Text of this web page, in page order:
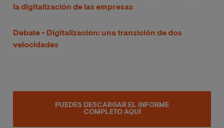
la digitalización de las empresas
Debate - Digitalización: una transición de dos
velocidades
PUEDES DESCARGAR EL INFORME
COMPLETO AQUÍ